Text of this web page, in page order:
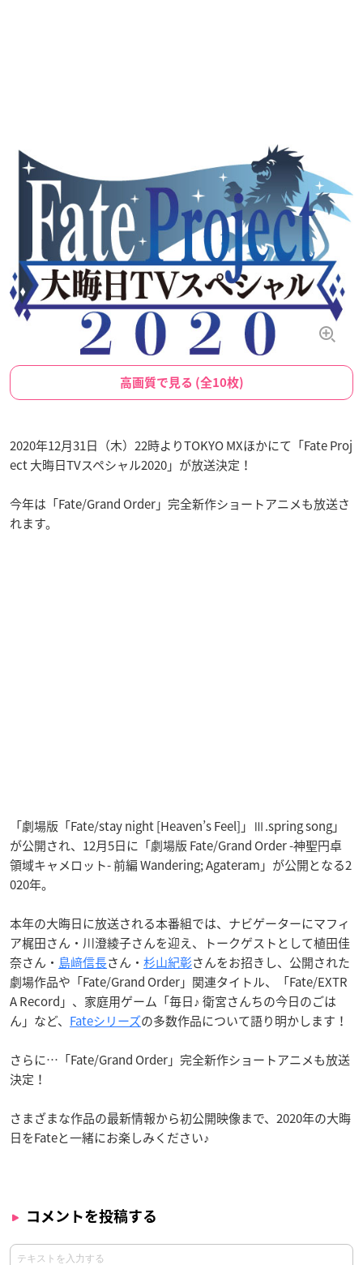
高画質で見る (全10枚)
2020年12月31日（木）22時よりTOKYO MXほかにて「Fate Proj
ect 大晦日TVスペシャル2020」が放送決定！
今年は「Fate/Grand Order」完全新作ショートアニメも放送さ
れます。
「劇場版「Fate/stay night [Heaven’s Feel]」Ⅲ.spring song」
が公開され、12月5日に「劇場版 Fate/Grand Order -神聖円卓
領域キャメロット- 前編 Wandering; Agateram」が公開となる2
020年。
本年の大晦日に放送される本番組では、ナビゲーターにマフィ
ア梶田さん・川澄綾子さんを迎え、トークゲストとして植田佳
奈さん・ 島﨑信長さん・ 杉山紀彰さんをお招きし、公開された
劇場作品や「Fate/Grand Order」関連タイトル、「Fate/EXTR
A Record」、家庭用ゲーム「毎日♪ 衛宮さんちの今日のごは
ん」など、 Fateシリーズの多数作品について語り明かします！
さらに…「Fate/Grand Order」完全新作ショートアニメも放送
決定！
さまざまな作品の最新情報から初公開映像まで、2020年の大晦
日をFateと一緒にお楽しみください♪
コメントを投稿する